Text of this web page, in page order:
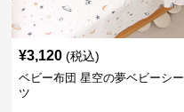
¥3,120 (税込)
ベビー布団 星空の夢ベビーシー
ツ